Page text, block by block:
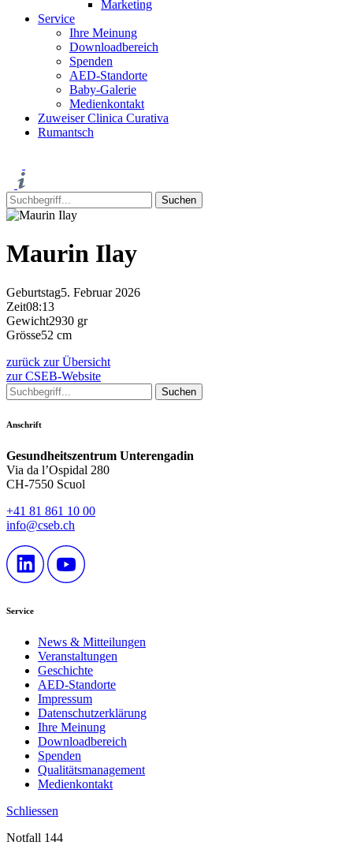
Marketing
Service
Ihre Meinung
Downloadbereich
Spenden
AED-Standorte
Baby-Galerie
Medienkontakt
Zuweiser Clinica Curativa
Rumantsch
Maurin Ilay
Geburtstag5. Februar 2026
Zeit08:13
Gewicht2930 gr
Grösse52 cm
zurück zur Übersicht
zur CSEB-Website
Anschrift
Gesundheitszentrum Unterengadin
Via da l’Ospidal 280
CH-7550 Scuol
+41 81 861 10 00
info@cseb.ch
Service
News & Mitteilungen
Veranstaltungen
Geschichte
AED-Standorte
Impressum
Datenschutzerklärung
Ihre Meinung
Downloadbereich
Spenden
Qualitätsmanagement
Medienkontakt
Schliessen
Notfall 144